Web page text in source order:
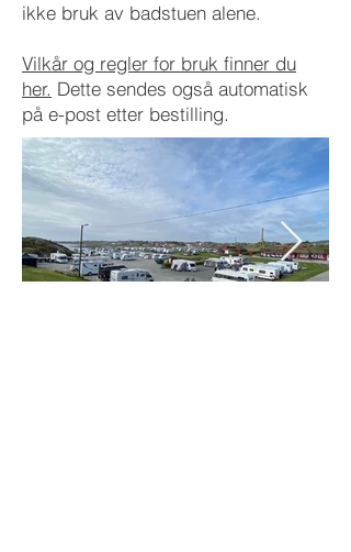
ikke bruk av badstuen alene.
Vilkår og regler for bruk finner du
her. Dette sendes også automatisk
på e-post etter bestilling.